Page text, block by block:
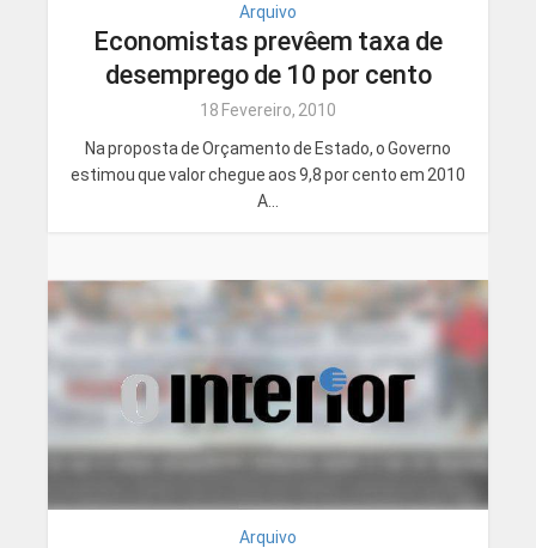
Arquivo
Economistas prevêem taxa de
desemprego de 10 por cento
18 Fevereiro, 2010
Na proposta de Orçamento de Estado, o Governo
estimou que valor chegue aos 9,8 por cento em 2010
A...
Arquivo